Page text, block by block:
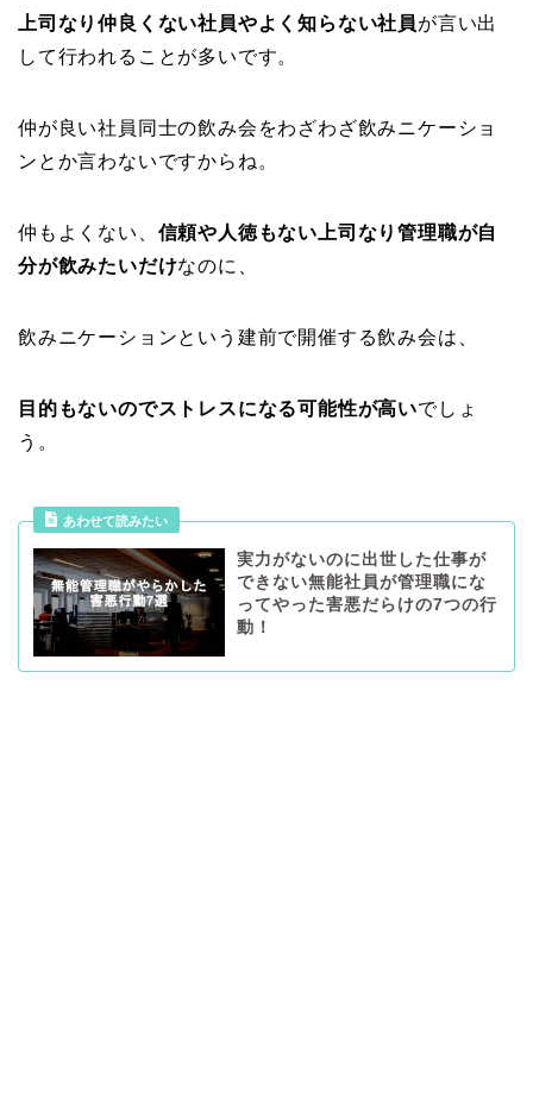
上司なり仲良くない社員やよく知らない社員が言い出
して行われることが多いです。
仲が良い社員同士の飲み会をわざわざ飲みニケーショ
ンとか言わないですからね。
仲もよくない、 信頼や人徳もない上司なり管理職が自
分が飲みたいだけなのに、
飲みニケーションという建前で開催する飲み会は、
目的もないのでストレスになる可能性が高いでしょ
う。
あわせて読みたい
実力がないのに出世した仕事が
できない無能社員が管理職にな
ってやった害悪だらけの7つの行
動！